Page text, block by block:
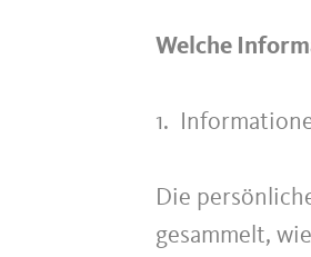
Welche
1.
Die
gesammelt,